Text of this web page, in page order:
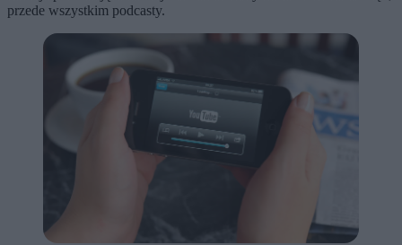
przede wszystkim podcasty.